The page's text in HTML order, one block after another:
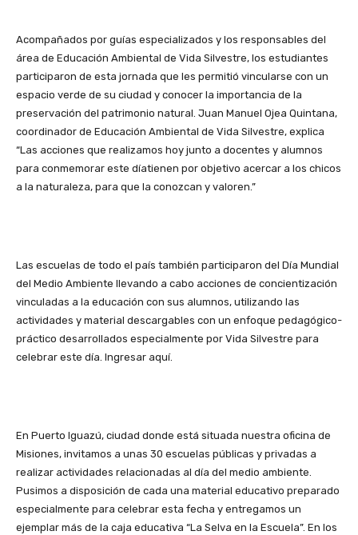
Acompañados por guías especializados y los responsables del
área de Educación Ambiental de Vida Silvestre, los estudiantes
participaron de esta jornada que les permitió vincularse con un
espacio verde de su ciudad y conocer la importancia de la
preservación del patrimonio natural. Juan Manuel Ojea Quintana,
coordinador de Educación Ambiental de Vida Silvestre, explica
“Las acciones que realizamos hoy junto a docentes y alumnos
para conmemorar este díatienen por objetivo acercar a los chicos
a la naturaleza, para que la conozcan y valoren.”
Las escuelas de todo el país también participaron del Día Mundial
del Medio Ambiente llevando a cabo acciones de concientización
vinculadas a la educación con sus alumnos, utilizando las
actividades y material descargables con un enfoque pedagógico-
práctico desarrollados especialmente por Vida Silvestre para
celebrar este día. Ingresar aquí.
En Puerto Iguazú, ciudad donde está situada nuestra oficina de
Misiones, invitamos a unas 30 escuelas públicas y privadas a
realizar actividades relacionadas al día del medio ambiente.
Pusimos a disposición de cada una material educativo preparado
especialmente para celebrar esta fecha y entregamos un
ejemplar más de la caja educativa “La Selva en la Escuela”. En los